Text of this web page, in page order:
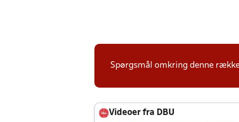
Spørgsmål omkring denne
Videoer fra DBU